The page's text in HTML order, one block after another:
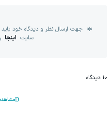
جهت ارسال نظر و دیدگاه خود
سایت اینجا
10 دیدگاه